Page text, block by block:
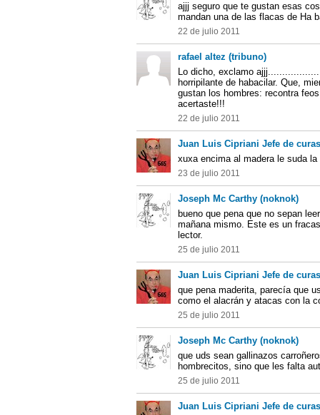
ajjj seguro que te gustan esas
mandan una de las flacas de Ha
22 de julio 2011
rafael altez (tribuno)
Lo dicho, exclamo
horripilante de habacilar. Que,
gustan los hombres: recontra
acertaste!!!
22 de julio 2011
Juan Luis Cipriani Jefe de
xuxa encima al madera le suda la
23 de julio 2011
Joseph Mc Carthy (noknok)
bueno que pena que no sepan
mañana mismo. Este es un
lector.
25 de julio 2011
Juan Luis Cipriani Jefe de
que pena maderita, parecía que
como el alacrán y atacas con la
25 de julio 2011
Joseph Mc Carthy (noknok)
que uds sean gallinazos
hombrecitos, sino que les falta
25 de julio 2011
Juan Luis Cipriani Jefe de